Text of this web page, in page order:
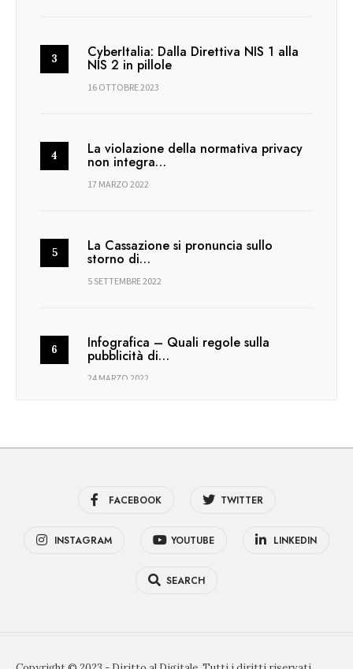
CyberItalia: Dalla Direttiva NIS 1 alla
NIS 2 in pillole
16 OTTOBRE 2023
La violazione della normativa privacy
non integra…
17 MARZO 2022
La Cassazione si pronuncia sullo
storno di…
5 SETTEMBRE 2022
Infografica – Quali regole sulla
pubblicità di…
24 MARZO 2022
FACEBOOK TWITTER
INSTAGRAM YOUTUBE LINKEDIN
SEARCH